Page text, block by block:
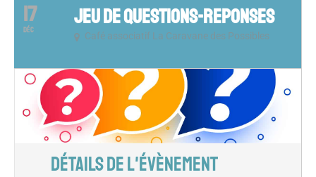
17
DÉC
JEU DE QUESTIONS-REPONSES
Café associatif La Caravane des Possibles
DÉTAILS DE L'ÉVÈNEMENT